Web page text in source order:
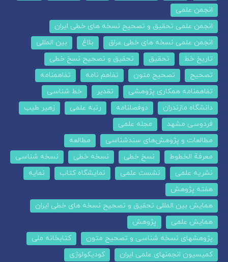
انجمن علمی
انجمن علمی تحقیق و تصحیح نسخه های خطی ایران
انجمن علمی نسخه های خطی عراق
بلاغ
بین المللی
تاریخ خط
تحقیق
تحقیق و تصحیح نسخ خطی
تصحیح
تصحیح متون تفاهم نامه
تفاهمنامه
تفاهمنامه همکاری پژوهشی
تقدیر
خط شناسی
دانشگاه مازندران
دوفصلنامه رتبه علمی
زهیر طیب
فردوسی مشهد
مجله علمی
مطالعات و پژوهش‌های سندشناسی
مطالعه
معرفة الخطوط
نسخ خطی نسخه خطی
نسخه شناسی
نشریه علمی
نشست علمی نمایشگاه کتاب
نمایه
هفته پژوهش
همایش بین المللی تحقیق و تصحیح نسخه های خطی ایران
همایش علمی
پژوهش
پژوهشهای نسخه شناسی و تصحیح متون
کتابخانه ملی
کمیسیون انجمنهای علمی ایران
کودیکولوژی